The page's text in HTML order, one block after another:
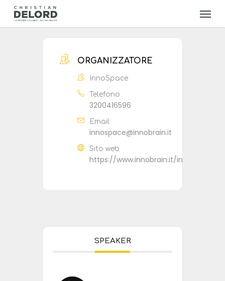
Skip
main
Menu
ORGANIZZATORE
InnoSpace
Telefono
3200416596
Email
innospace@innobrain.it
Sito web
https://www.innobrain.it/innospace
SPEAKER